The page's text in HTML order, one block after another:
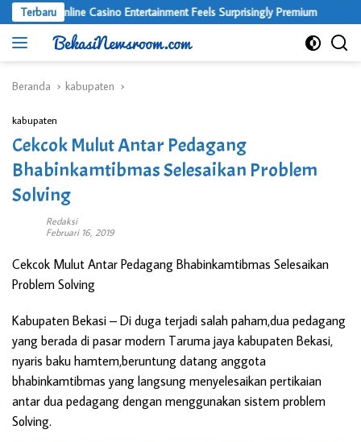
Langsung
ke
konten
Terbaru
Online Casino Entertainment Feels Surprisingly Premium
Beranda kabupaten
kabupaten
Cekcok Mulut Antar Pedagang
Bhabinkamtibmas Selesaikan Problem
Solving
Redaksi
Februari 16, 2019
Cekcok Mulut Antar Pedagang Bhabinkamtibmas Selesaikan
Problem Solving
Kabupaten Bekasi – Di duga terjadi salah paham,dua pedagang
yang berada di pasar modern Taruma jaya kabupaten Bekasi,
nyaris baku hamtem,beruntung datang anggota
bhabinkamtibmas yang langsung menyelesaikan pertikaian
antar dua pedagang dengan menggunakan sistem problem
Solving.